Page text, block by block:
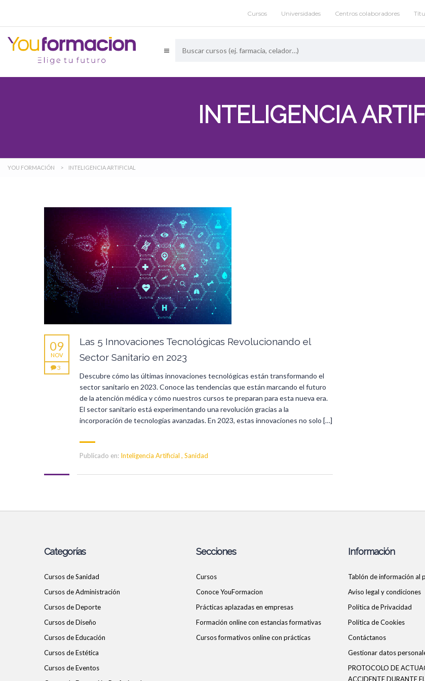
Cursos Universidades Centros colaboradores
INTELIGENCIA
YOU FORMACIÓN > INTELIGENCIA ARTIFICIAL
Las 5 Innovaciones Tecnológicas Revolucionando el
Sector Sanitario en 2023
09
NOV
3
Descubre cómo las últimas innovaciones tecnológicas están transformando el
sector sanitario en 2023. Conoce las tendencias que están marcando el futuro
de la atención médica y cómo nuestros cursos te preparan para esta nueva era.
El sector sanitario está experimentando una revolución gracias a la
incorporación de tecnologías avanzadas. En 2023, estas innovaciones no solo […]
Publicado en: Inteligencia Artificial , Sanidad
Categorías
Cursos de Sanidad
Cursos de Administración
Cursos de Deporte
Cursos de Diseño
Cursos de Educación
Cursos de Estética
Cursos de Eventos
Secciones
Cursos
Conoce YouFormacion
Prácticas aplazadas en empresas
Formación online con estancias formativas
Cursos formativos online con prácticas
Información
Tablón de información al
Aviso legal y condiciones
Política de Privacidad
Política de Cookies
Contáctanos
Gestionar datos
PROTOCOLO DE
ACCIDENTE DURANTE